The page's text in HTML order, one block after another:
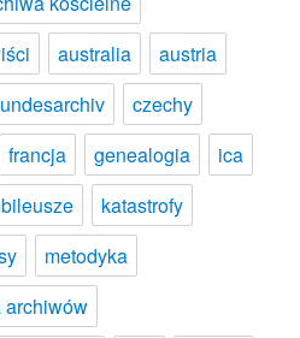
australia
austria
czechy
francja genealogia
ica
katastrofy
metodyka
archiwów